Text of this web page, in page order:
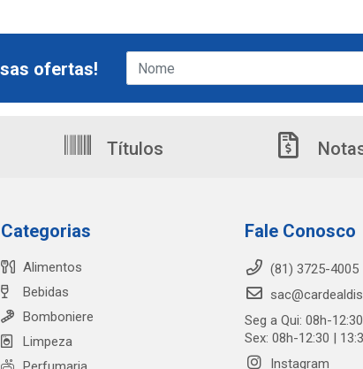
ofertas!
Títulos
Categorias
Alimentos
Bebidas
Bomboniere
Limpeza
Fale Conosco
(81) 3725-4005
Seg a Qui: 08h-
Sex: 08h-12:30 |
Instagram